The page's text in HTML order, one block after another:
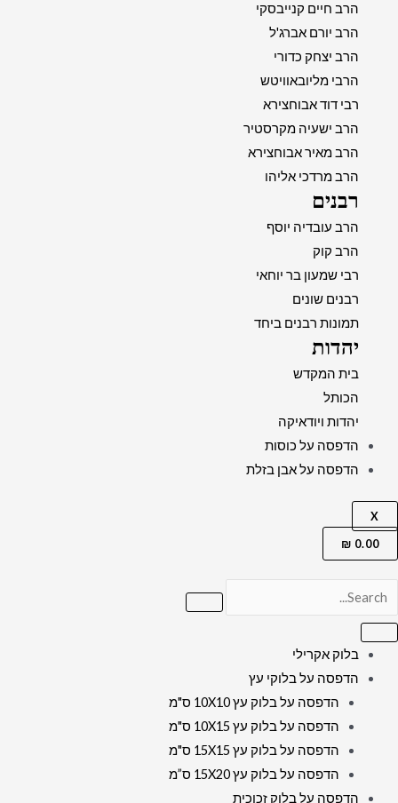
הרב חיים קנייבסקי
הרב יורם אברג'ל
הרב יצחק כדורי
הרבי מליובאוויטש
רבי דוד אבוחצירא
הרב ישעיה מקרסטיר
הרב מאיר אבוחצירא
הרב מרדכי אליהו
רבנים
הרב עובדיה יוסף
הרב קוק
רבי שמעון בר יוחאי
רבנים שונים
תמונות רבנים ביחד
יהדות
בית המקדש
הכותל
יהדות ויודאיקה
הדפסה על כוסות
הדפסה על אבן בזלת
X
0.00
₪
בלוק אקרילי
הדפסה על בלוקי עץ
הדפסה על בלוק עץ 10X10 ס"מ
הדפסה על בלוק עץ 10X15 ס"מ
הדפסה על בלוק עץ 15X15 ס"מ
הדפסה על בלוק עץ 15X20 ס”מ
הדפסה על בלוק זכוכית